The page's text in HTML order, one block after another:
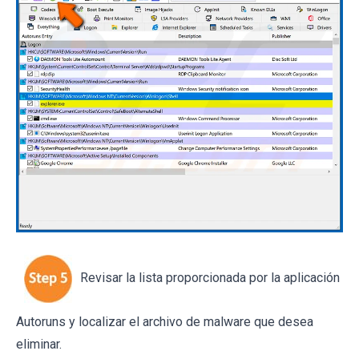
Revisar la lista proporcionada por la aplicación
Autoruns y localizar el archivo de malware que desea
eliminar.